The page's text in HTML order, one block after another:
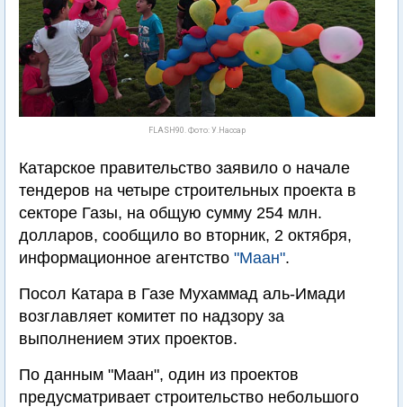
FLASH90. Фото: У.Нассар
Катарское правительство заявило о начале
тендеров на четыре строительных проекта в
секторе Газы, на общую сумму 254 млн.
долларов, сообщило во вторник, 2 октября,
информационное агентство "Маан".
Посол Катара в Газе Мухаммад аль-Имади
возглавляет комитет по надзору за
выполнением этих проектов.
По данным "Маан", один из проектов
предусматривает строительство небольшого